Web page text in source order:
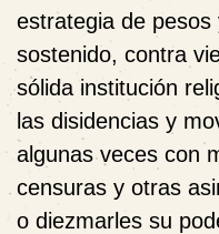
estrategia de
sostenido, contra
sólida institución
las disidencias y
algunas veces con
censuras y otras
o diezmarles su